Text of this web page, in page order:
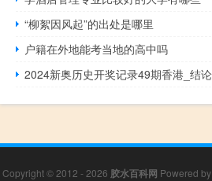
“柳絮因风起”的出处是哪里
户籍在外地能考当地的高中吗
Copyright © 2012 - 2026 胶水百科网 Powered by